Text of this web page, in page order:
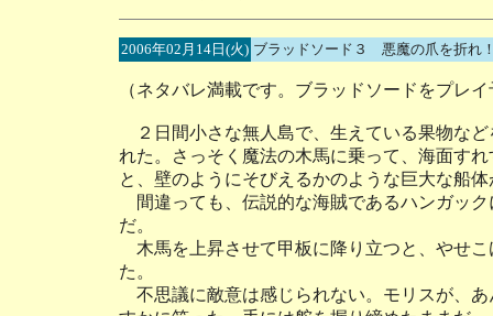
2006年02月14日(火) ブラッドソード３ 悪魔の爪を折れ
（ネタバレ満載です。ブラッドソードをプレ
２日間小さな無人島で、生えている果物な
れた。さっそく魔法の木馬に乗って、海面す
と、壁のようにそびえるかのような巨大な船
間違っても、伝説的な海賊であるハンガッ
だ。
木馬を上昇させて甲板に降り立つと、やせ
た。
不思議に敵意は感じられない。モリスが、